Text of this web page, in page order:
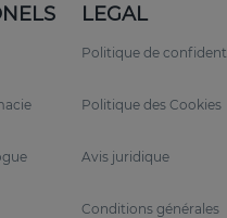
LEGAL
Politique de
Politique des Cookies
Avis juridique
Conditions générales